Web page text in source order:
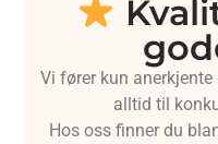
Vi fører kun
alltid til
Hos oss finner du